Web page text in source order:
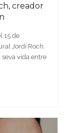
creador
15 de
Jordi Roch.
seva vida entre